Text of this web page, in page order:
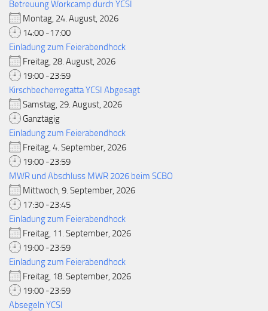
Betreuung Workcamp durch YCSI
Montag, 24. August, 2026
14:00 -17:00
Einladung zum Feierabendhock
Freitag, 28. August, 2026
19:00 -23:59
Kirschbecherregatta YCSI Abgesagt
Samstag, 29. August, 2026
Ganztägig
Einladung zum Feierabendhock
Freitag, 4. September, 2026
19:00 -23:59
MWR und Abschluss MWR 2026 beim SCBO
Mittwoch, 9. September, 2026
17:30 -23:45
Einladung zum Feierabendhock
Freitag, 11. September, 2026
19:00 -23:59
Einladung zum Feierabendhock
Freitag, 18. September, 2026
19:00 -23:59
Absegeln YCSI